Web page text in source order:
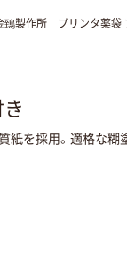
鵄製作所 プリンタ薬袋
紙を採用。適格な